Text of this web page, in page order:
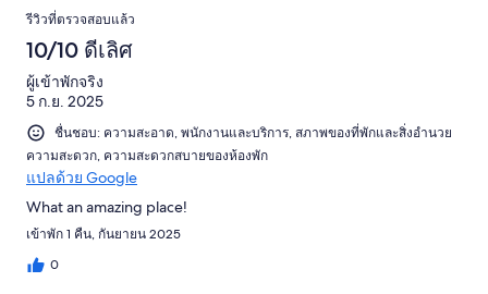
รีวิว
จาก
รีวิว
รีวิว
รีวิวที่ตรวจสอบแล้ว
10/10 ดีเลิศ
ผู้เข้าพักจริง
5 ก.ย. 2025
ชื่นชอบ: ความสะอาด, พนักงานและบริการ, สภาพของที่พักและสิ่งอำนวย
ความสะดวก, ความสะดวกสบายของห้องพัก
แปลด้วย Google
What an amazing place!
เข้าพัก 1 คืน, กันยายน 2025
0